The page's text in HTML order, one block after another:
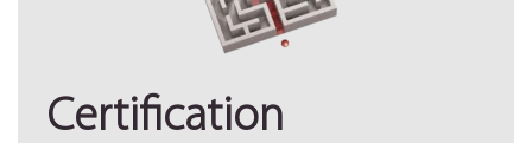
Certification